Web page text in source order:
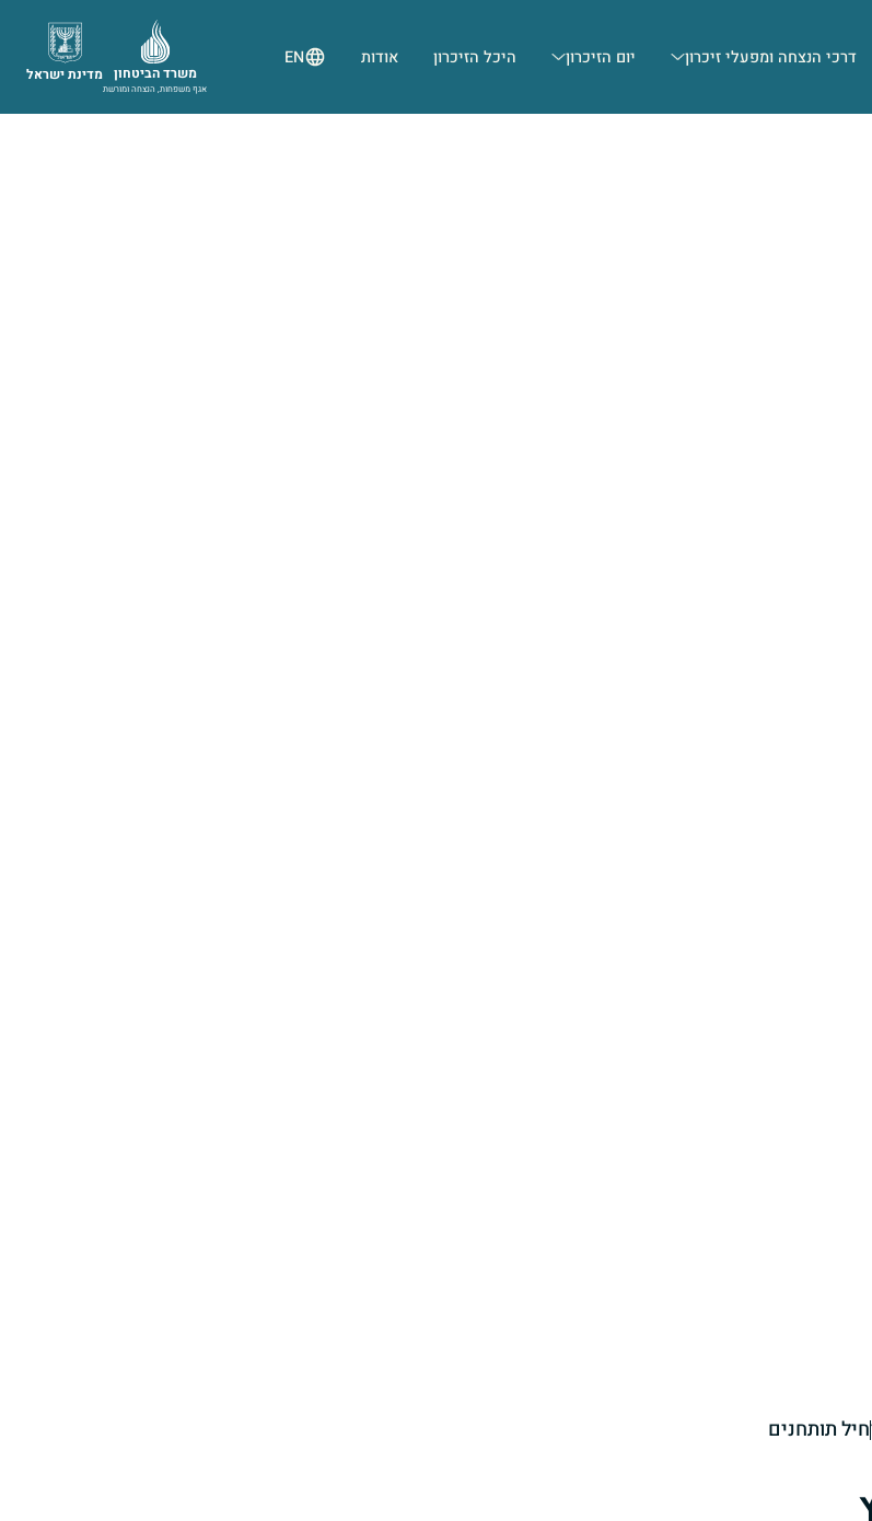
דרכי הנצחה ומפעלי זיכרון יום הזיכרון היכל הזיכרון אודות EN
מדינת ישראל משרד הביטחון
אגף משפחות, הנצחה ומורשת
חיל תותחנים